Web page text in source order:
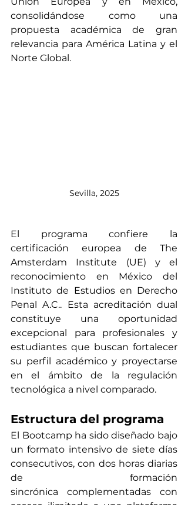
consolidándose como una
propuesta académica de gran
relevancia para América Latina y el
Norte Global.
Sevilla, 2025
El programa confiere la
certificación europea de The
Amsterdam Institute (UE) y el
reconocimiento en México del
Instituto de Estudios en Derecho
Penal A.C.. Esta acreditación dual
constituye una oportunidad
excepcional para profesionales y
estudiantes que buscan fortalecer
su perfil académico y proyectarse
en el ámbito de la regulación
tecnológica a nivel comparado.
Estructura del programa
El Bootcamp ha sido diseñado bajo
un formato intensivo de siete días
consecutivos, con dos horas diarias
de formación
sincrónica complementadas con